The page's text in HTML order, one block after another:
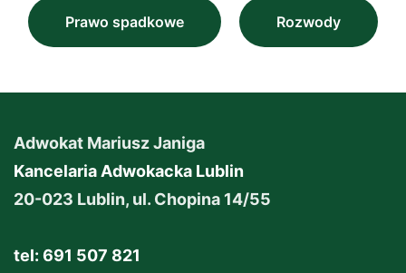
Prawo spadkowe Rozwody
Adwokat Mariusz Janiga
Kancelaria Adwokacka Lublin
20-023 Lublin, ul. Chopina 14/55
tel: 691 507 821